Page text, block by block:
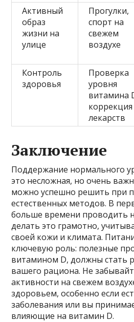
Активный
образ
жизни на
улице
Прогулки,
спорт на
свежем
воздухе
Контроль
здоровья
Проверка
уровня
витамина
коррекция
лекарств
Заключение
Поддержание нормального
это несложная, но очень
можно успешно решить при
естественных методов. В
больше времени проводить
делать это грамотно,
своей кожи и климата.
ключевую роль: полезные
витамином D, должны стать
вашего рациона. Не
активности на свежем
здоровьем, особенно если
заболевания или вы
влияющие на витамин D.